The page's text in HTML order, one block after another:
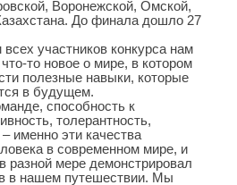
Воронежской, Омской,
До финала дошло 27
участников конкурса нам
то новое о мире, в котором
полезные навыки, которые
в будущем.
способность к
толерантность,
именно эти качества
в современном мире, и
разной мере демонстрировал
в нашем путешествии. Мы